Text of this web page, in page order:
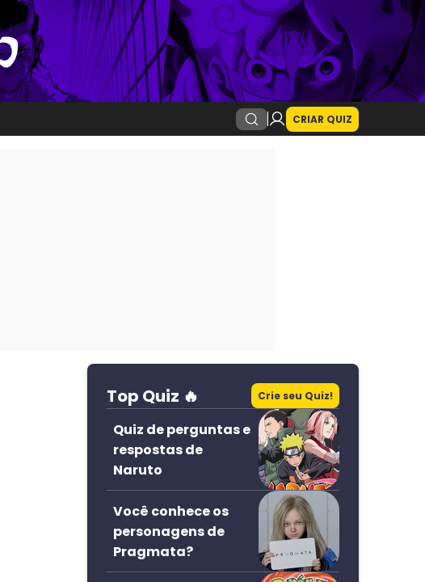
CRIAR QUIZ
Top Quiz 🔥 Crie seu Quiz!
Quiz de perguntas e
respostas de
Naruto
Você conhece os
personagens de
Pragmata?